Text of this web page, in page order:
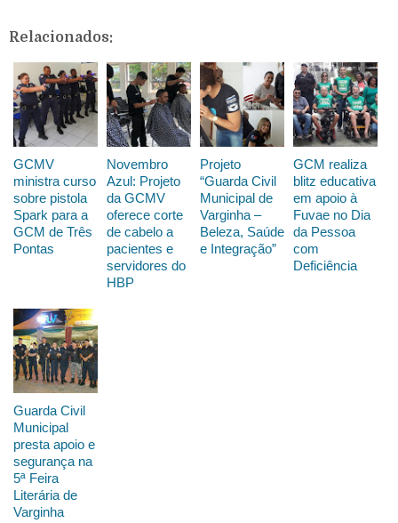
Relacionados:
GCMV
ministra curso
sobre pistola
Spark para a
GCM de Três
Pontas
Novembro
Azul: Projeto
da GCMV
oferece corte
de cabelo a
pacientes e
servidores do
HBP
Projeto
“Guarda Civil
Municipal de
Varginha –
Beleza, Saúde
e Integração”
GCM realiza
blitz educativa
em apoio à
Fuvae no Dia
da Pessoa
com
Deficiência
Guarda Civil
Municipal
presta apoio e
segurança na
5ª Feira
Literária de
Varginha